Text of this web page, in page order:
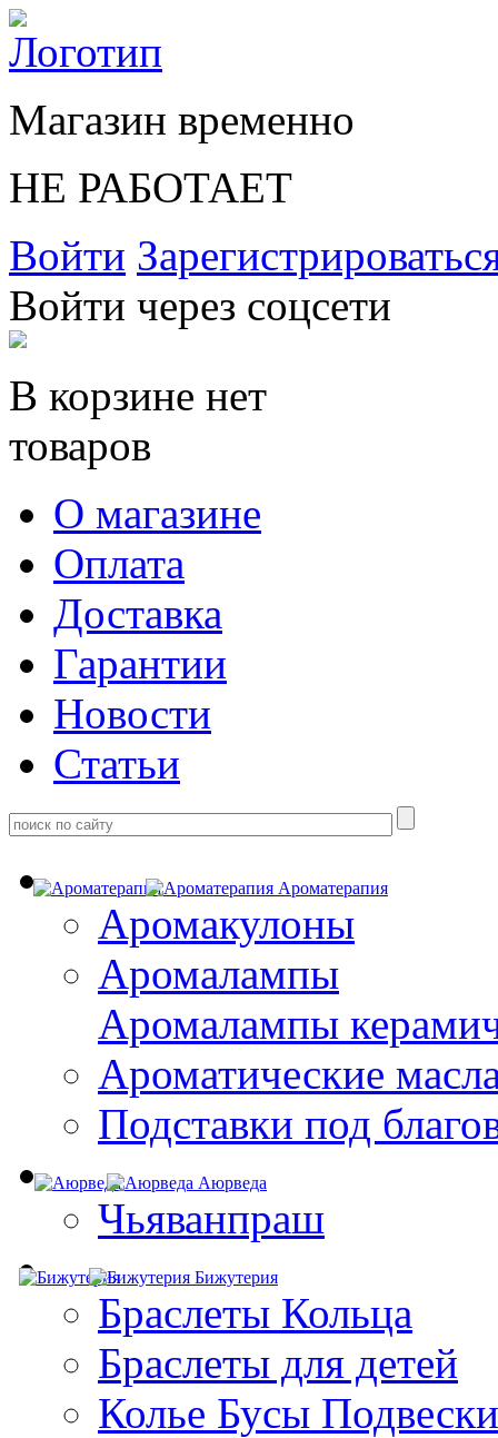
Магазин временно
НЕ РАБОТАЕТ
Войти
Войти через соцсети
В корзине нет
товаров
О магазине
Оплата
Доставка
Гарантии
Новости
Статьи
Ароматерапия
Аромакулоны
Аромалампы
Aромалампы
Ароматические
Подставки под
Аюрведа
Чьяванпраш
Бижутерия
Браслеты Кольца
Браслеты для детей
Колье Бусы Подвески